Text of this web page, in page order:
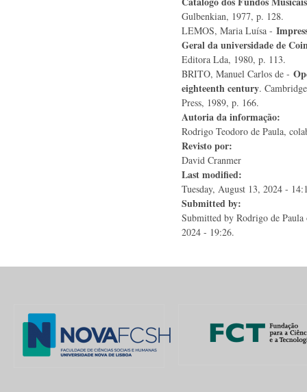
Gulbenkian, 1977, p. 128.
LEMOS, Maria Luísa -
Geral da universidade de
Editora Lda, 1980, p. 113.
BRITO, Manuel Carlos de -
eighteenth century.
Press, 1989, p. 166.
Autoria da informação:
Rodrigo Teodoro de Paula,
Revisto por:
David Cranmer
Last modified:
Tuesday, August 13, 2024 -
Submitted by:
Submitted by Rodrigo de Paula
2024 - 19:26.